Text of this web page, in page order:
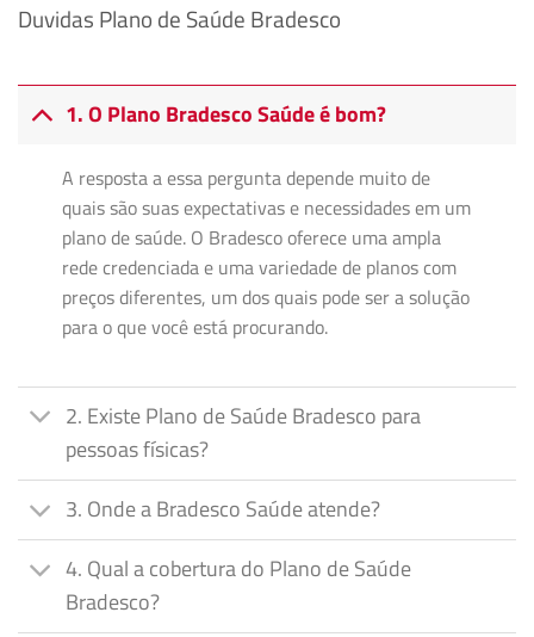
Duvidas Plano de Saúde Bradesco
1. O Plano Bradesco Saúde é bom?
A resposta a essa pergunta depende muito de
quais são suas expectativas e necessidades em um
plano de saúde. O Bradesco oferece uma ampla
rede credenciada e uma variedade de planos com
preços diferentes, um dos quais pode ser a solução
para o que você está procurando.
2. Existe Plano de Saúde Bradesco para
pessoas físicas?
3. Onde a Bradesco Saúde atende?
4. Qual a cobertura do Plano de Saúde
Bradesco?